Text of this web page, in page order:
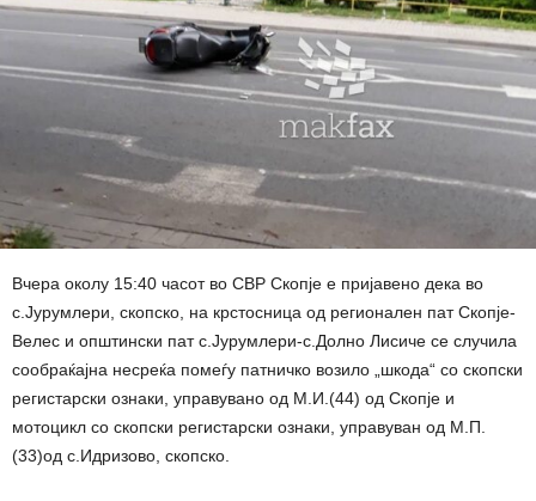
Вчера околу 15:40 часот во СВР Скопје е пријавено дека во
с.Јурумлери, скопско, на крстосница од регионален пат Скопје-
Велес и општински пат с.Јурумлери-с.Долно Лисиче се случила
сообраќајна несреќа помеѓу патничко возило „шкода“ со скопски
регистарски ознаки, управувано од М.И.(44) од Скопје и
мотоцикл со скопски регистарски ознаки, управуван од М.П.
(33)од с.Идризово, скопско.